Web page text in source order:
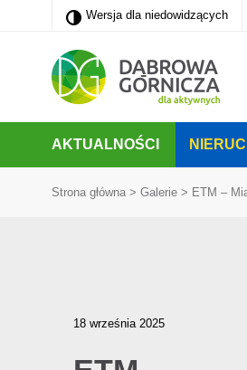
PRZEJDŹ DO MENU
PRZEJDŹ DO WYSZUKIWARKI
PRZEJDŹ DO TREŚCI
Wersja dla niedowidzących
Wersja dla niedowidzących
AKTUALNOŚCI
Strona główna > Galerie > ETM –
18 września 2025